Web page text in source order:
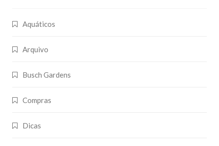
Aquáticos
Arquivo
Busch Gardens
Compras
Dicas